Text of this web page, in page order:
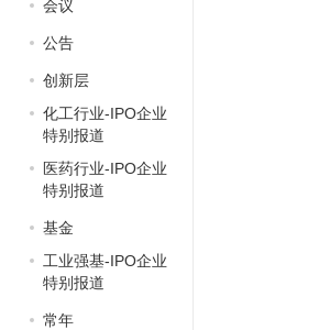
会议
公告
创新层
化工行业-IPO企业
特别报道
医药行业-IPO企业
特别报道
基金
工业强基-IPO企业
特别报道
常年